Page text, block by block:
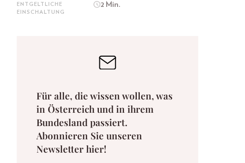
ENTGELTLICHE
EINSCHALTUNG
2 Min.
Für alle, die wissen wollen, was
in Österreich und in ihrem
Bundesland passiert.
Abonnieren Sie unseren
Newsletter hier!